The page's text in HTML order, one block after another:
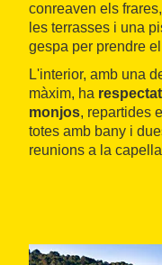
conreaven els
les terrasses i una
gespa per prendre
L'interior, amb una
màxim, ha
monjos, repartides
totes amb bany i
reunions a la
A més a més,
obert al públic, on